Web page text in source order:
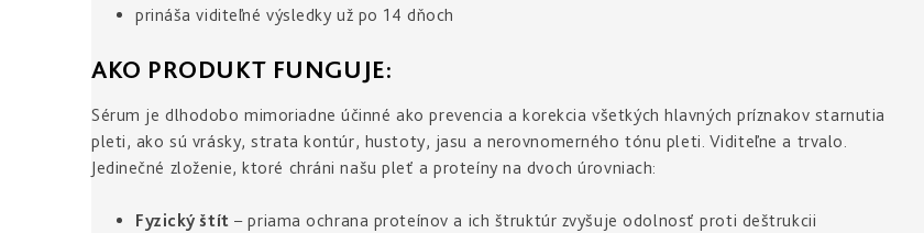
prináša viditeľné výsledky už po 14 dňoch
AKO PRODUKT FUNGUJE:
Sérum je dlhodobo mimoriadne účinné ako prevencia a korekcia všetkých hlavných príznakov starnutia
pleti, ako sú vrásky, strata kontúr, hustoty, jasu a nerovnomerného tónu pleti. Viditeľne a trvalo.
Jedinečné zloženie, ktoré chráni našu pleť a proteíny na dvoch úrovniach:
Fyzický štít – priama ochrana proteínov a ich štruktúr zvyšuje odolnosť proti deštrukcii